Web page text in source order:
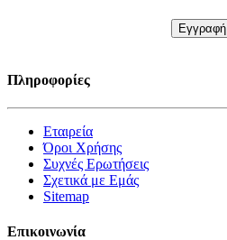
Πληροφορίες
Εταιρεία
Όροι Χρήσης
Συχνές Ερωτήσεις
Σχετικά με Εμάς
Sitemap
Επικοινωνία